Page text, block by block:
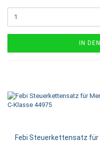
IN
Febi Steuerkettensatz für